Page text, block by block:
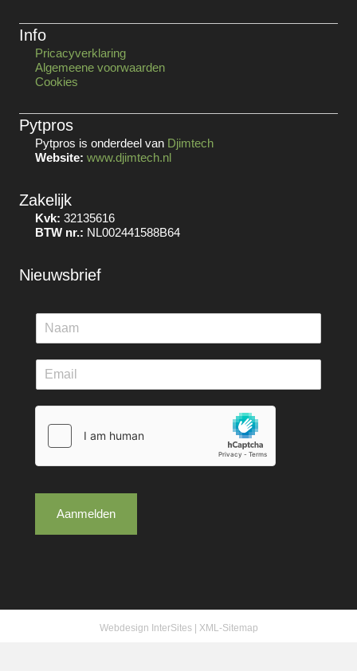
Info
Pricacyverklaring
Algemeene voorwaarden
Cookies
Pytpros
Pytpros is onderdeel van Djimtech
Website: www.djimtech.nl
Zakelijk
Kvk: 32135616
BTW nr.: NL002441588B64
Nieuwsbrief
Aanmelden
Webdesign InterSites| XML-Sitemap